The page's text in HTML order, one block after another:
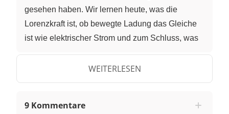
gesehen haben. Wir lernen heute, was die
Lorenzkraft ist, ob bewegte Ladung das Gleiche
ist wie elektrischer Strom und zum Schluss, was
Lorenzkraft nennt man die Kraft, die ein
magnetisches Feld auf eine bewegte elektrische
immer senkrecht zur Bewegungsrichtung unserer
WEITERLESEN
9 Kommentare